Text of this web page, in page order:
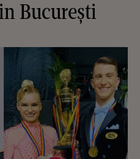
București